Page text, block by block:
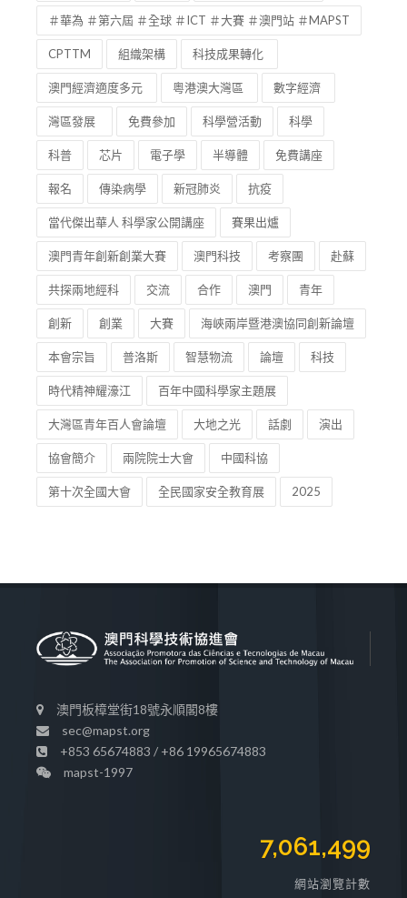
＃華為 ＃第六屆 ＃全球 ＃ICT ＃大賽 ＃澳門站 ＃MAPST
CPTTM 組織架構 科技成果轉化
澳門經濟適度多元 粵港澳大灣區 數字經濟
灣區發展 免費參加 科學營活動 科學
科普 芯片 電子學 半導體 免費講座
報名 傳染病學 新冠肺炎 抗疫
當代傑出華人 科學家公開講座 賽果出爐
澳門青年創新創業大賽 澳門科技 考察團 赴蘇
共探兩地經科 交流 合作 澳門 青年
創新 創業 大賽 海峽兩岸暨港澳協同創新論壇
本會宗旨 普洛斯 智慧物流 論壇 科技
時代精神耀濠江 百年中國科學家主題展
大灣區青年百人會論壇 大地之光 話劇 演出
協會簡介 兩院院士大會 中國科協
第十次全國大會 全民國家安全教育展 2025
澳門板樟堂街18號永順閣8樓
sec@mapst.org
+853 65674883 / +86 19965674883
mapst-1997
7,061,499
網站瀏覽計數